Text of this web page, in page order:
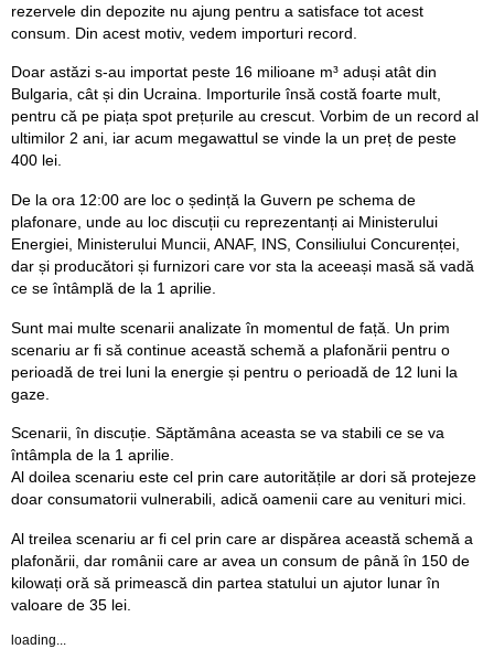
rezervele din depozite nu ajung pentru a satisface tot acest
consum. Din acest motiv, vedem importuri record.
Doar astăzi s-au importat peste 16 milioane m³ aduși atât din
Bulgaria, cât și din Ucraina. Importurile însă costă foarte mult,
pentru că pe piața spot prețurile au crescut. Vorbim de un record al
ultimilor 2 ani, iar acum megawattul se vinde la un preț de peste
400 lei.
De la ora 12:00 are loc o ședință la Guvern pe schema de
plafonare, unde au loc discuții cu reprezentanți ai Ministerului
Energiei, Ministerului Muncii, ANAF, INS, Consiliului Concurenței,
dar și producători și furnizori care vor sta la aceeași masă să vadă
ce se întâmplă de la 1 aprilie.
Sunt mai multe scenarii analizate în momentul de față. Un prim
scenariu ar fi să continue această schemă a plafonării pentru o
perioadă de trei luni la energie și pentru o perioadă de 12 luni la
gaze.
Scenarii, în discuție. Săptămâna aceasta se va stabili ce se va
întâmpla de la 1 aprilie.
Al doilea scenariu este cel prin care autoritățile ar dori să protejeze
doar consumatorii vulnerabili, adică oamenii care au venituri mici.
Al treilea scenariu ar fi cel prin care ar dispărea această schemă a
plafonării, dar românii care ar avea un consum de până în 150 de
kilowați oră să primească din partea statului un ajutor lunar în
valoare de 35 lei.
loading...